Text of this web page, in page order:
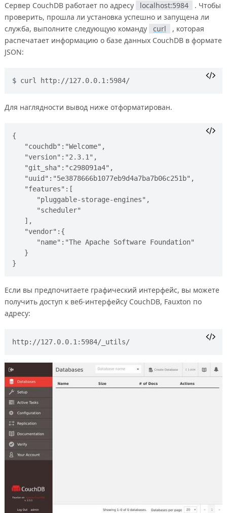
Сервер CouchDB работает по адресу localhost:5984
. Чтобы
проверить, прошла ли установка успешно и запущена ли
служба, выполните следующую команду
curl
, которая
распечатает информацию о базе данных CouchDB в формате
JSON:
curl http://127.0.0.1:5984/
Для наглядности вывод ниже отформатирован.
{
   "couchdb":"Welcome",
   "version":"2.3.1",
   "git_sha":"c298091a4",
   "uuid":"5e3878666b1077eb9d4a7ba7b06c251b",
   "features":[
      "pluggable-storage-engines",
      "scheduler"
   ],
   "vendor":{
      "name":"The Apache Software Foundation"
   }
Если вы предпочитаете графический интерфейс, вы можете
получить доступ к веб-интерфейсу CouchDB, Fauxton по
адресу:
http://127.0.0.1:5984/_utils/